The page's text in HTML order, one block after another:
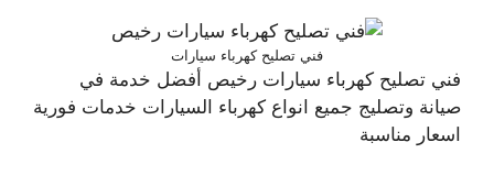
فني تصليح كهرباء سيارات
فني تصليح كهرباء سيارات رخيص أفضل خدمة في
صيانة وتصليج جميع انواع كهرباء السيارات خدمات فورية
اسعار مناسبة